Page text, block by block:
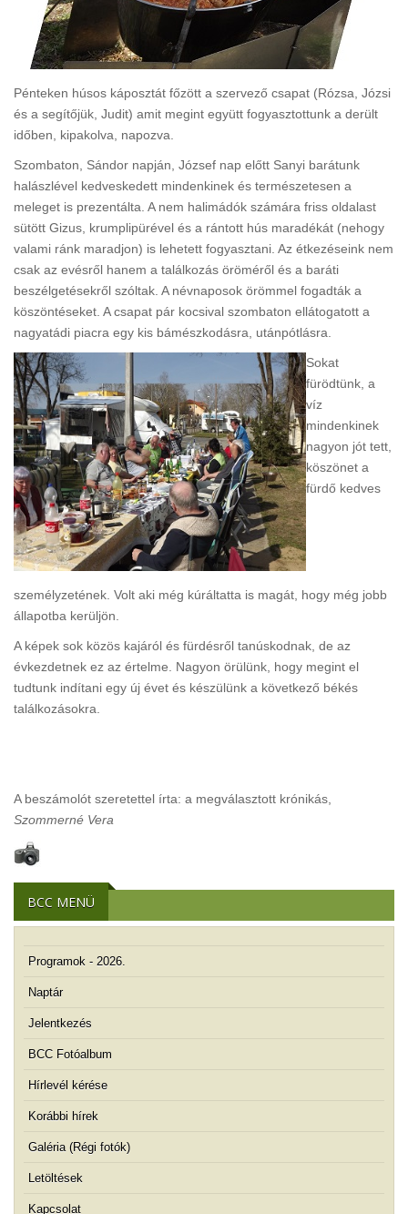
Pénteken húsos káposztát főzött a szervező csapat (Rózsa, Józsi
és a segítőjük, Judit) amit megint együtt fogyasztottunk a derült
időben, kipakolva, napozva.
Szombaton, Sándor napján, József nap előtt Sanyi barátunk
halászlével kedveskedett mindenkinek és természetesen a
meleget is prezentálta. A nem halimádók számára friss oldalast
sütött Gizus, krumplipürével és a rántott hús maradékát (nehogy
valami ránk maradjon) is lehetett fogyasztani. Az étkezéseink nem
csak az evésről hanem a találkozás öröméről és a baráti
beszélgetésekről szóltak. A névnaposok örömmel fogadták a
köszöntéseket. A csapat pár kocsival szombaton ellátogatott a
nagyatádi piacra egy kis bámészkodásra, utánpótlásra.
Sokat
fürödtünk, a
víz
mindenkinek
nagyon jót tett,
köszönet a
fürdő kedves
személyzetének. Volt aki még kúráltatta is magát, hogy még jobb
állapotba kerüljön.
A képek sok közös kajáról és fürdésről tanúskodnak, de az
évkezdetnek ez az értelme. Nagyon örülünk, hogy megint el
tudtunk indítani egy új évet és készülünk a következő békés
találkozásokra.
A beszámolót szeretettel írta: a megválasztott krónikás,
Szommerné Vera
BCC MENÜ
Programok - 2026.
Naptár
Jelentkezés
BCC Fotóalbum
Hírlevél kérése
Korábbi hírek
Galéria (Régi fotók)
Letöltések
Kapcsolat